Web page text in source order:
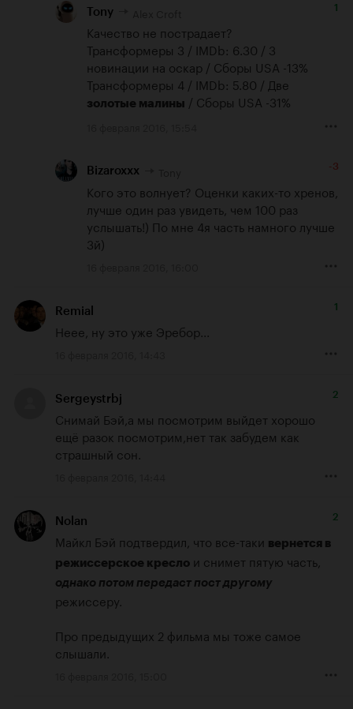
Tony 1
Качество не пострадает?
Трансформеры 3 / IMDb: 6.30 / 3
новинации на оскар / Сборы USA -13%
золотые малины / Сборы USA -31%
Bizaroxxx -3
Кого это волнует? Оценки каких-то хренов,
лучше один раз увидеть, чем 100 раз
услышать!) По мне 4я часть намного лучше
3й)
Remial 1
Неее, ну это уже Эребор...
Sergeystrbj 2
Снимай Бэй,а мы посмотрим выйдет хорошо
ещё разок посмотрим,нет так забудем как
страшный сон.
Nolan 2
Майкл Бэй подтвердил, что все-таки вернется в
режиссерское кресло
однако потом передаст пост другому
режиссеру.
Про предыдущих 2 фильма мы тоже самое
слышали.